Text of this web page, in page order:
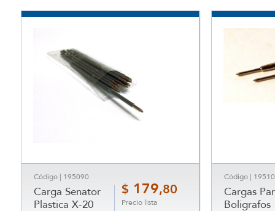
Código | 195090
Carga Senator
Plastica X-20
$ 179,80
Precio lista
Código |
Cargas
Boligrafos